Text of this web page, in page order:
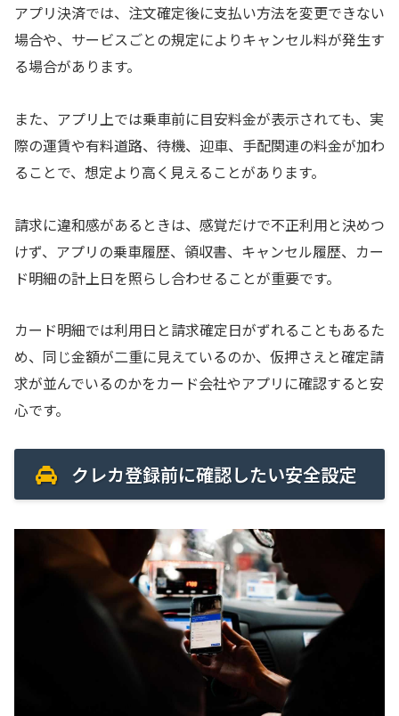
アプリ決済では、注文確定後に支払い方法を変更できない
場合や、サービスごとの規定によりキャンセル料が発生す
る場合があります。
また、アプリ上では乗車前に目安料金が表示されても、実
際の運賃や有料道路、待機、迎車、手配関連の料金が加わ
ることで、想定より高く見えることがあります。
請求に違和感があるときは、感覚だけで不正利用と決めつ
けず、アプリの乗車履歴、領収書、キャンセル履歴、カー
ド明細の計上日を照らし合わせることが重要です。
カード明細では利用日と請求確定日がずれることもあるた
め、同じ金額が二重に見えているのか、仮押さえと確定請
求が並んでいるのかをカード会社やアプリに確認すると安
心です。
クレカ登録前に確認したい安全設定